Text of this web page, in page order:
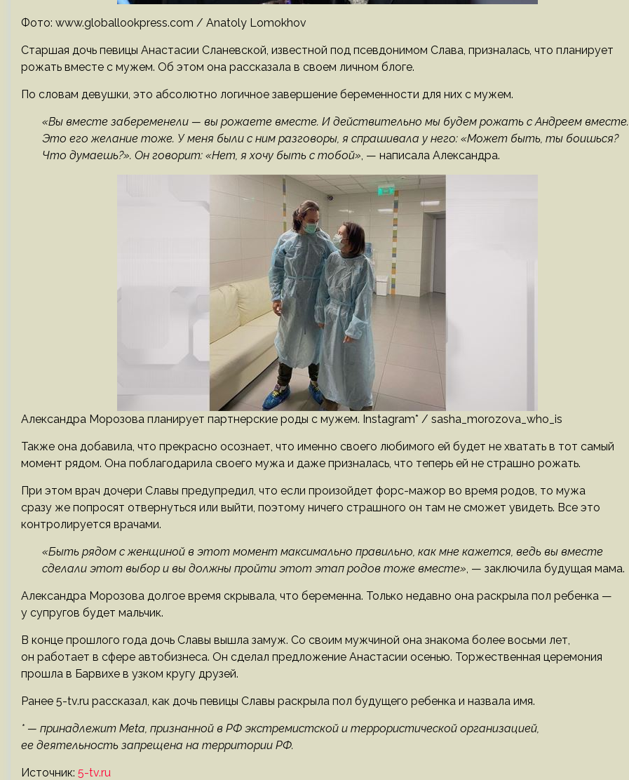
Фото: www.globallookpress.com / Anatoly Lomokhov
Старшая дочь певицы Анастасии Сланевской, известной под псевдонимом Слава, призналась, что планирует
рожать вместе с мужем. Об этом она рассказала в своем личном блоге.
По словам девушки, это абсолютно логичное завершение беременности для них с мужем.
«Вы вместе забеременели — вы рожаете вместе. И действительно мы будем рожать с Андреем вместе.
Это его желание тоже. У меня были с ним разговоры, я спрашивала у него: «Может быть, ты боишься?
Что думаешь?». Он говорит: «Нет, я хочу быть с тобой», — написала Александра.
Александра Морозова планирует партнерские роды с мужем. Instagram* / sasha_morozova_who_is
Также она добавила, что прекрасно осознает, что именно своего любимого ей будет не хватать в тот самый
момент рядом. Она поблагодарила своего мужа и даже призналась, что теперь ей не страшно рожать.
При этом врач дочери Славы предупредил, что если произойдет форс-мажор во время родов, то мужа
сразу же попросят отвернуться или выйти, поэтому ничего страшного он там не сможет увидеть. Все это
контролируется врачами.
«Быть рядом с женщиной в этот момент максимально правильно, как мне кажется, ведь вы вместе
сделали этот выбор и вы должны пройти этот этап родов тоже вместе», — заключила будущая мама.
Александра Морозова долгое время скрывала, что беременна. Только недавно она раскрыла пол ребенка —
у супругов будет мальчик.
В конце прошлого года дочь Славы вышла замуж. Со своим мужчиной она знакома более восьми лет,
он работает в сфере автобизнеса. Он сделал предложение Анастасии осенью. Торжественная церемония
прошла в Барвихе в узком кругу друзей.
Ранее 5-tv.ru рассказал, как дочь певицы Славы раскрыла пол будущего ребенка и назвала имя.
* — принадлежит Meta, признанной в РФ экстремистской и террористической организацией,
ее деятельность запрещена на территории РФ.
Источник: 5-tv.ru